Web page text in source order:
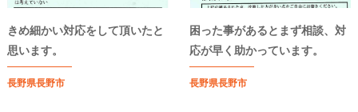
きめ細かい対応をして頂いたと
思います。
長野県長野市
困った事があるとまず相談、対
応が早く助かっています。
長野県長野市